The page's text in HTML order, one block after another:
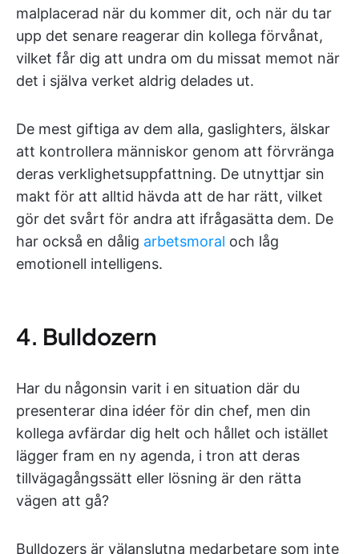
malplacerad när du kommer dit, och när du tar
upp det senare reagerar din kollega förvånat,
vilket får dig att undra om du missat memot när
det i själva verket aldrig delades ut.
De mest giftiga av dem alla, gaslighters, älskar
att kontrollera människor genom att förvränga
deras verklighetsuppfattning. De utnyttjar sin
makt för att alltid hävda att de har rätt, vilket
gör det svårt för andra att ifrågasätta dem. De
har också en dålig arbetsmoral och låg
emotionell intelligens.
4. Bulldozern
Har du någonsin varit i en situation där du
presenterar dina idéer för din chef, men din
kollega avfärdar dig helt och hållet och istället
lägger fram en ny agenda, i tron att deras
tillvägagångssätt eller lösning är den rätta
vägen att gå?
Bulldozers är välanslutna medarbetare som inte